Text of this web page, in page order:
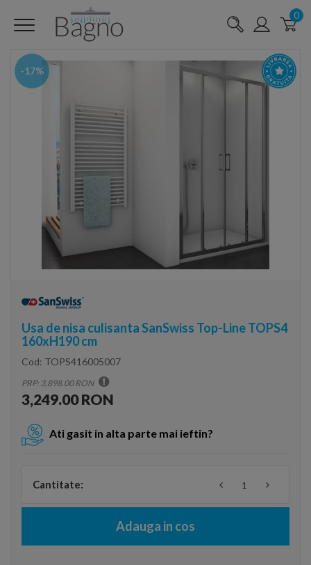
0
-17%
Usa de nisa culisanta SanSwiss Top-Line TOPS4
160xH190 cm
Cod: TOPS416005007
PRP: 3,898.00 RON
3,249.00 RON
Ati gasit in alta parte mai ieftin?
Cantitate:
Adauga in cos